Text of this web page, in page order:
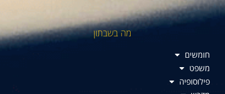
מה בשבתון
חומשים
משפט
פילוסופיה